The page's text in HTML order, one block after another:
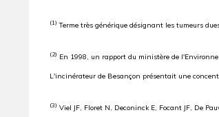
(1) Terme très générique désignant les tumeurs
(2) En 1998, un rapport du ministère de
L'incinérateur de Besançon présentait une
(3) Viel JF, Floret N, Deconinck E, Focant JF, De